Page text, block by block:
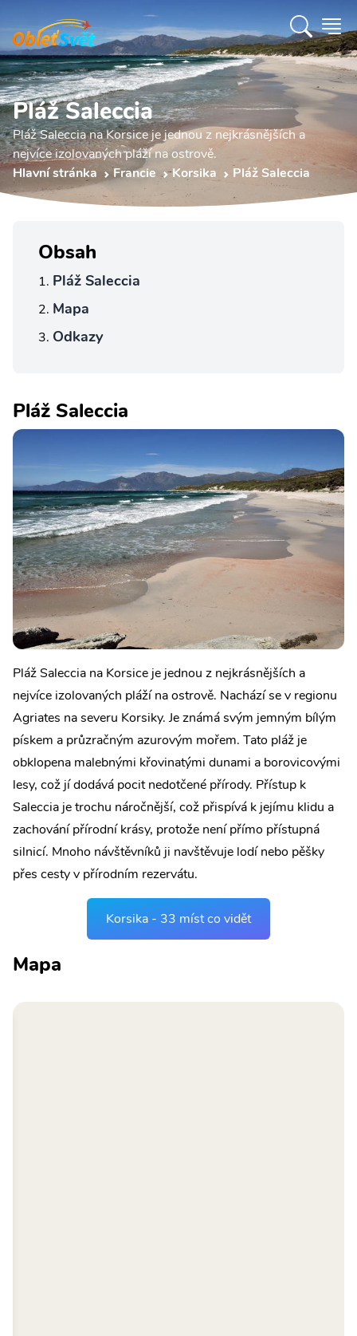
Pláž Saleccia
Pláž Saleccia na Korsice je jednou z nejkrásnějších a
nejvíce izolovaných pláží na ostrově.
Hlavní stránka
Francie Korsika Pláž Saleccia
Obsah
Pláž Saleccia
Mapa
Odkazy
Pláž Saleccia
Pláž Saleccia na Korsice je jednou z nejkrásnějších a
nejvíce izolovaných pláží na ostrově. Nachází se v regionu
Agriates na severu Korsiky. Je známá svým jemným bílým
pískem a průzračným azurovým mořem. Tato pláž je
obklopena malebnými křovinatými dunami a borovicovými
lesy, což jí dodává pocit nedotčené přírody. Přístup k
Saleccia je trochu náročnější, což přispívá k jejímu klidu a
zachování přírodní krásy, protože není přímo přístupná
silnicí. Mnoho návštěvníků ji navštěvuje lodí nebo pěšky
přes cesty v přírodním rezervátu.
Korsika - 33 míst co vidět
Mapa